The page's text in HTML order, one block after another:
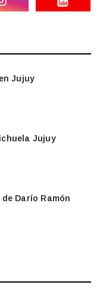
Jujuy
Jujuy
Darío Ramón